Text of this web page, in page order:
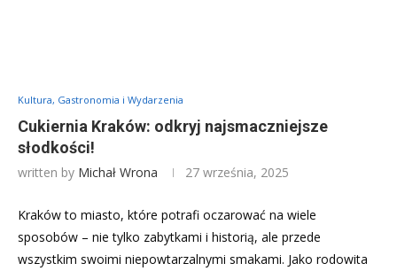
Kultura, Gastronomia i Wydarzenia
Cukiernia Kraków: odkryj najsmaczniejsze
słodkości!
written by Michał Wrona 27 września, 2025
Kraków to miasto, które potrafi oczarować na wiele
sposobów – nie tylko zabytkami i historią, ale przede
wszystkim swoimi niepowtarzalnymi smakami. Jako rodowita